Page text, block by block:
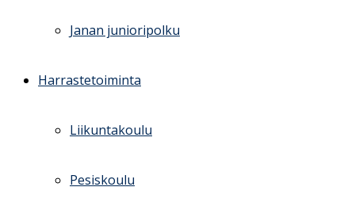
Janan junioripolku
Harrastetoiminta
Liikuntakoulu
Pesiskoulu